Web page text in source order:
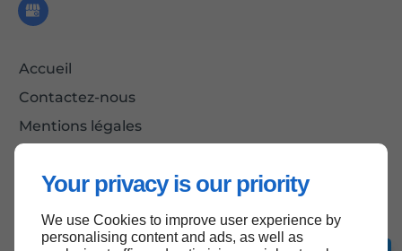
Your privacy is our priority
We use Cookies to improve user experience by
personalising content and ads, as well as
Accueil
Contactez-nous
Mentions légales
Haut de page